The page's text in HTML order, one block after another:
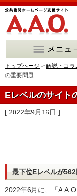
トップページ > 解説・コラ
の重要問題
Eレベルのサイト
[ 2022年9月16日 ]
最下位Eレベルが562
2022年6月に、「